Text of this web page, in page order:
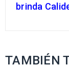
brinda
TAMBIÉN